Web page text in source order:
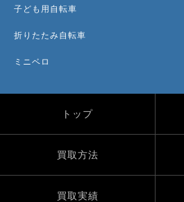
子ども用自転車
折りたたみ自転車
ミニベロ
トップ
買取方法
買取実績